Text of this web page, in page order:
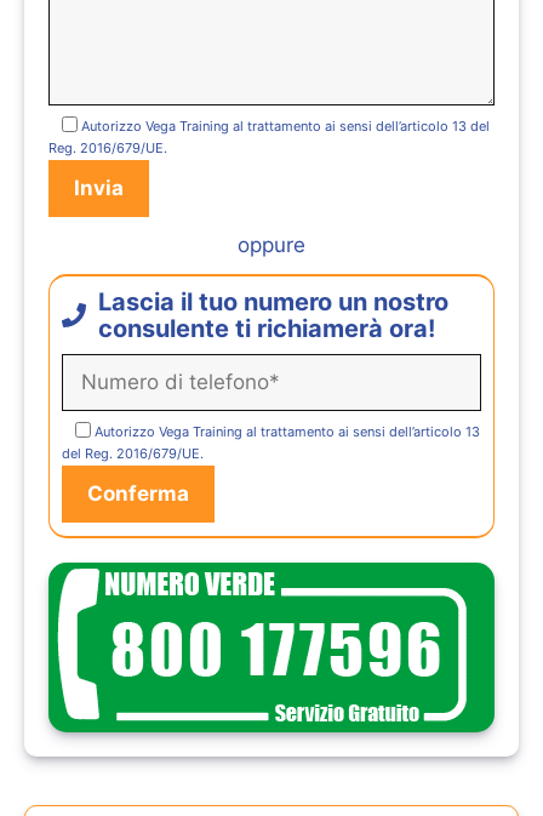
Autorizzo Vega Training al trattamento ai sensi dell’articolo 13 del
Reg. 2016/679/UE.
oppure
Lascia il tuo numero un nostro
consulente ti richiamerà ora!
Autorizzo Vega Training al trattamento ai sensi dell’articolo 13
del Reg. 2016/679/UE.